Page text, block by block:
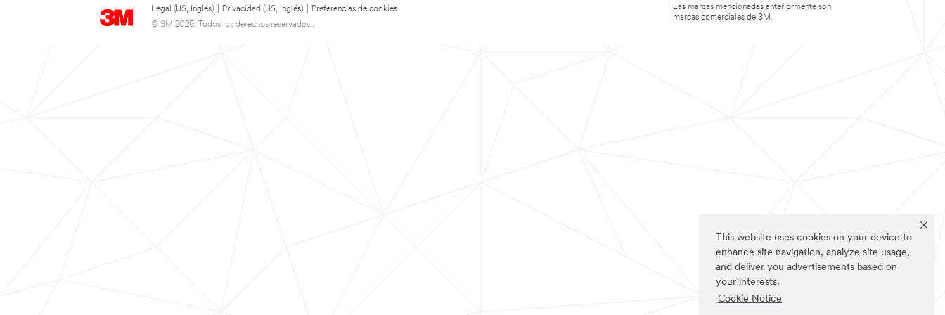
This website uses cookies on your device to
enhance site navigation, analyze site usage,
and deliver you advertisements based on
your interests.
Cookie Notice
Legal (US, Inglés) Privacidad (US, Inglés)
Preferencias de cookies
© 3M 2026. Todos los derechos reservados..
Las marcas mencionadas anteriormente son
marcas comerciales de 3M.